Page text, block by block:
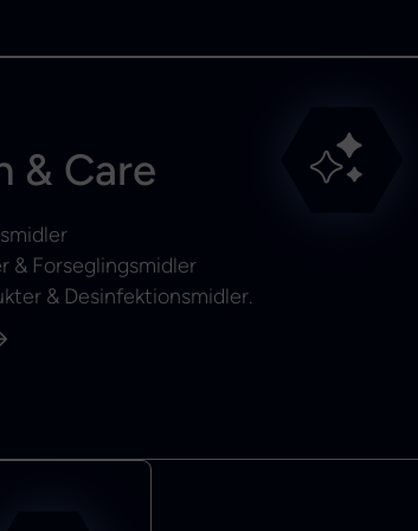
& Care
& Forseglingsmidler
& Desinfektionsmidler.